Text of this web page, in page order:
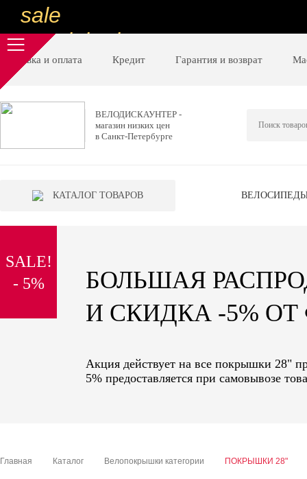
sale
special price
sale
низкие цены
вот дешево
special price
sale
надо брать
sale
Доставка и оплата Кредит Гарантия и возврат
ВЕЛОДИСКАУНТЕР -
магазин низких цен
в Санкт-Петербурге
КАТАЛОГ ТОВАРОВ
SALE!
- 5%
БОЛЬШАЯ
И СКИДКА -5%
Акция действует на все покрышки 28"
5% предоставляется при самовывозе
Главная Каталог Велопокрышки категории ПОКРЫШКИ 28"